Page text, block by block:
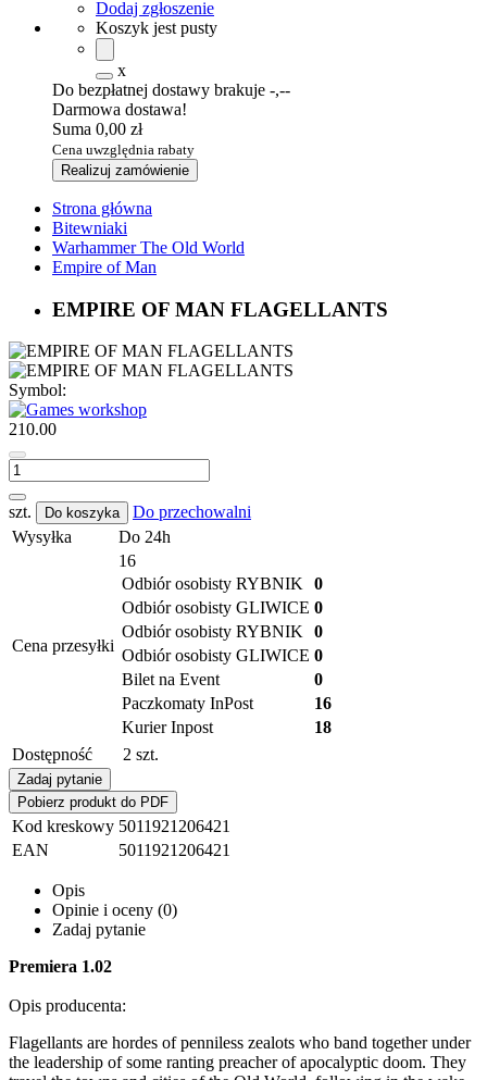
Dodaj zgłoszenie
Koszyk jest pusty
x
Do bezpłatnej dostawy brakuje -,--
Darmowa dostawa!
Suma 0,00 zł
Cena uwzględnia rabaty
Realizuj zamówienie
Strona główna
Bitewniaki
Warhammer The Old World
Empire of Man
EMPIRE OF MAN FLAGELLANTS
Symbol:
210.00
szt. Do koszyka
Do przechowalni
Wysyłka
Do 24h
Cena przesyłki
16
Odbiór osobisty RYBNIK 0
Odbiór osobisty GLIWICE 0
Odbiór osobisty RYBNIK 0
Odbiór osobisty GLIWICE 0
Bilet na Event
0
Paczkomaty InPost
16
Kurier Inpost
18
Dostępność
2 szt.
Zadaj pytanie
Pobierz produkt do PDF
Kod kreskowy 5011921206421
EAN
5011921206421
Opis
Opinie i oceny (0)
Zadaj pytanie
Premiera 1.02
Opis producenta:
Flagellants are hordes of penniless zealots who band together under
the leadership of some ranting preacher of apocalyptic doom. They